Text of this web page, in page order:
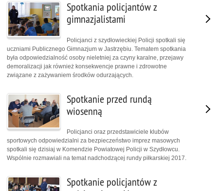
Spotkania policjantów z
gimnazjalistami
Policjanci z szydłowieckiej Policji spotkali się
uczniami Publicznego Gimnazjum w Jastrzębiu. Tematem spotkania
była odpowiedzialność osoby nieletniej za czyny karalne, przejawy
demoralizacji jak również konsekwencje prawne i zdrowotne
związane z zażywaniem środków odurzających.
Spotkanie przed rundą
wiosenną
Policjanci oraz przedstawiciele klubów
sportowych odpowiedzialni za bezpieczeństwo imprez masowych
spotkali się dzisiaj w Komendzie Powiatowej Policji w Szydłowcu.
Wspólnie rozmawiali na temat nadchodzącej rundy piłkarskiej 2017.
Spotkanie policjantów z